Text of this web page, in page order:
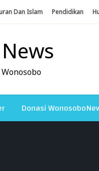
Dan Islam Pendidikan
Donasi